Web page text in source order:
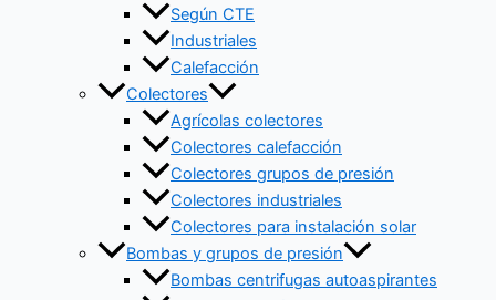
Según CTE
Industriales
Calefacción
Colectores
Agrícolas colectores
Colectores calefacción
Colectores grupos de presión
Colectores industriales
Colectores para instalación solar
Bombas y grupos de presión
Bombas centrifugas autoaspirantes